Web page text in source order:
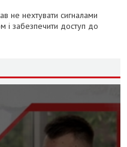
не нехтувати сигналами
і забезпечити доступ до